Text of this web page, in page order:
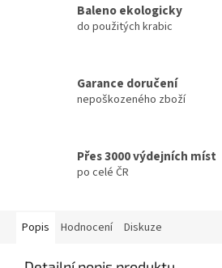
Baleno ekologicky
do použitých krabic
Garance doručení
nepoškozeného zboží
Přes 3000 výdejních míst
po celé ČR
Popis Hodnocení Diskuze